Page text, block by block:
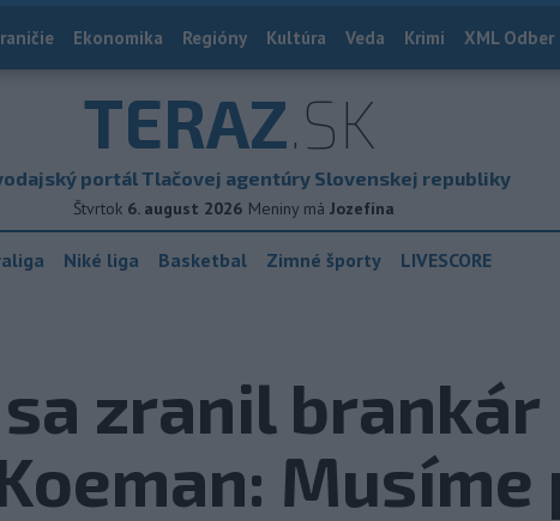
Ekonomika Regióny Kultúra Veda Krimi XML Odber
TERAZ.SK
portál Tlačovej agentúry Slovenskej republiky
Štvrtok 6. august 2026 Meniny má Jozefína
Niké liga Basketbal Zimné športy LIVESCORE
zranil brankár